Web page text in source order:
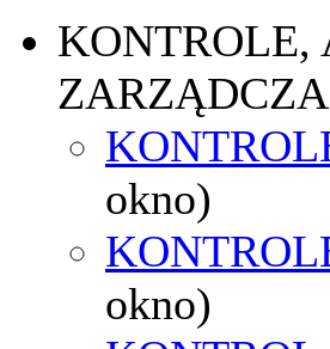
KONTROLE,
ZARZĄDCZA
okno)
okno)